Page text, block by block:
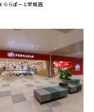
ららぽーと安城店